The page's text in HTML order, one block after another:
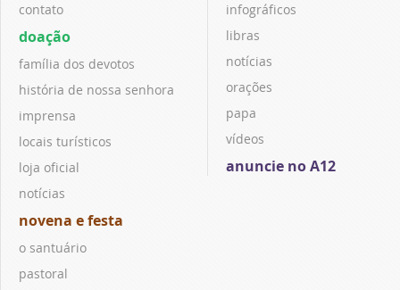
contato
doação
família dos devotos
história de nossa senhora
imprensa
locais turísticos
loja oficial
notícias
novena e festa
o santuário
pastoral
infográficos
libras
notícias
orações
papa
vídeos
anuncie no A12